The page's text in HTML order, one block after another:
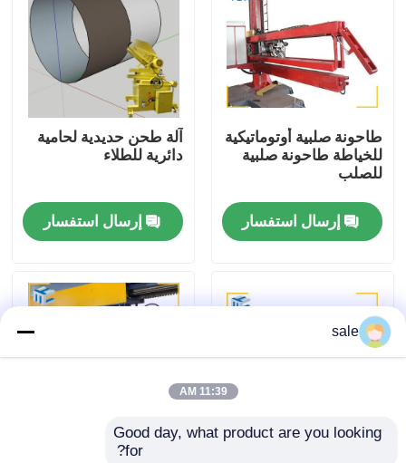
حولنا
جولة في المصنع
مراقبة الجودة
اتصل بنا
القضايا
طاحونة صلبية أوتوماتيكية
للخياطة طاحونة صلبية
للصلب
إرسال استفسار
آلة طحن حديدية لحامية
دائرية للطلاء
إرسال استفسار
sale
11:39 AM
Good day, what product are you looking
for?